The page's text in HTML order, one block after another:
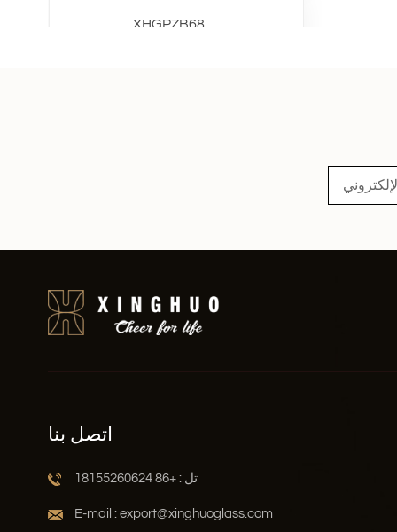
XHGPZB68
اتصل بنا
تل : +86 18155260624
E-mail : export@xinghuoglass.com